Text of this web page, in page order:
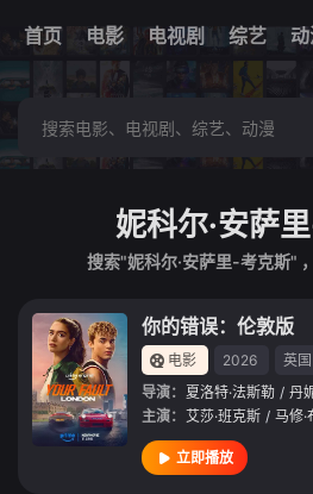
首页 电影 电视剧 综艺
全部影片
妮科尔·安萨
搜索"妮科尔·安萨里-考克斯"
你的错误：伦敦版
电影 2026
英国
导演： 夏洛特·法斯勒 / 丹
主演： 艾莎·班克斯 / 马修·
立即播放